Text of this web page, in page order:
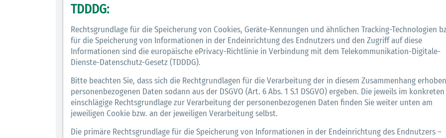
TDDDG:
Rechtsgrundlage für die Speicherung von Cookies, Geräte-Kennungen und ähnlichen Tracking-Technologien
für die Speicherung von Informationen in der Endeinrichtung des Endnutzers und den Zugriff auf diese
Informationen sind die europäische ePrivacy-Richtlinie in Verbindung mit dem Telekommunikation-Digitale-
Dienste-Datenschutz-Gesetz (TDDDG).
Bitte beachten Sie, dass sich die Rechtgrundlagen für die Verarbeitung der in diesem Zusammenhang
personenbezogenen Daten sodann aus der DSGVO (Art. 6 Abs. 1 S.1 DSGVO) ergeben. Die jeweils im konkreten
einschlägige Rechtsgrundlage zur Verarbeitung der personenbezogenen Daten finden Sie weiter unten am
jeweiligen Cookie bzw. an der jeweiligen Verarbeitung selbst.
Die primäre Rechtsgrundlage für die Speicherung von Informationen in der Endeinrichtung des Endnutzers –